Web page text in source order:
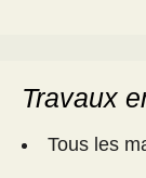
Travaux
Tous les